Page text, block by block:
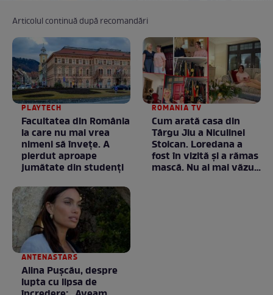
Articolul continuă după recomandări
PLAYTECH
Facultatea din România
la care nu mai vrea
nimeni să înveţe. A
pierdut aproape
jumătate din studenţi
ROMANIA TV
Cum arată casa din
Târgu Jiu a Niculinei
Stoican. Loredana a
fost în vizită și a rămas
mască. Nu ai mai văzut
ANTENASTARS
Alina Pușcău, despre
lupta cu lipsa de